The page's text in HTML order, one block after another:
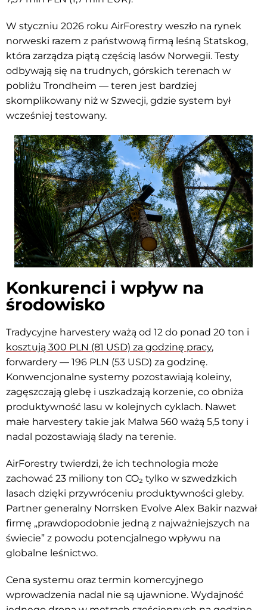
W styczniu 2026 roku AirForestry weszło na rynek
norweski razem z państwową firmą leśną Statskog,
która zarządza piątą częścią lasów Norwegii. Testy
odbywają się na trudnych, górskich terenach w
pobliżu Trondheim — teren jest bardziej
skomplikowany niż w Szwecji, gdzie system był
wcześniej testowany.
Konkurenci i wpływ na
środowisko
Tradycyjne harvestery ważą od 12 do ponad 20 ton i
kosztują 300 PLN (81 USD) za godzinę pracy,
forwardery — 196 PLN (53 USD) za godzinę.
Konwencjonalne systemy pozostawiają koleiny,
zagęszczają glebę i uszkadzają korzenie, co obniża
produktywność lasu w kolejnych cyklach. Nawet
małe harvestery takie jak Malwa 560 ważą 5,5 tony i
nadal pozostawiają ślady na terenie.
AirForestry twierdzi, że ich technologia może
zachować 23 miliony ton CO₂ tylko w szwedzkich
lasach dzięki przywróceniu produktywności gleby.
Partner generalny Norrsken Evolve Alex Bakir nazwał
firmę „prawdopodobnie jedną z najważniejszych na
świecie” z powodu potencjalnego wpływu na
globalne leśnictwo.
Cena systemu oraz termin komercyjnego
wprowadzenia nadal nie są ujawnione. Wydajność